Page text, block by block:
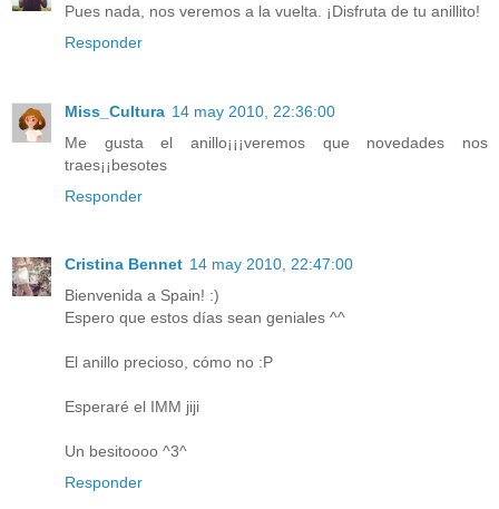
Pues nada, nos veremos a la vuelta. ¡Disfruta de tu anillito!
Responder
Miss_Cultura 14 may 2010, 22:36:00
Me gusta el anillo¡¡¡veremos que novedades nos
traes¡¡besotes
Responder
Cristina Bennet 14 may 2010, 22:47:00
Bienvenida a Spain! :)
Espero que estos días sean geniales ^^
El anillo precioso, cómo no :P
Esperaré el IMM jiji
Un besitoooo ^3^
Responder